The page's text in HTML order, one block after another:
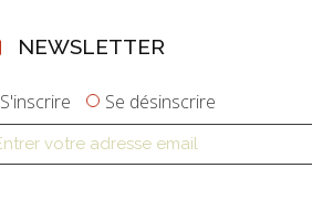
NEWSLETTER
S'inscrire Se désinscrire